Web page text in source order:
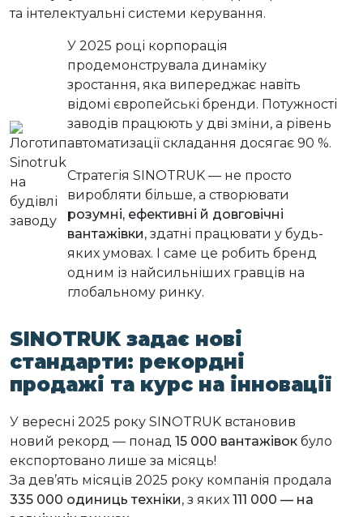
та інтелектуальні системи керування.
У 2025 році корпорація
продемонструвала динаміку
зростання, яка випереджає навіть
відомі європейські бренди. Потужності
заводів працюють у дві зміни, а рівень
автоматизації складання досягає 90 %.
Стратегія SINOTRUK — не просто
виробляти більше, а створювати
розумні, ефективні й довговічні
вантажівки, здатні працювати у будь-
яких умовах. І саме це робить бренд
одним із найсильніших гравців на
глобальному ринку.
SINOTRUK задає нові
стандарти: рекордні
продажі та курс на інновації
У вересні 2025 року SINOTRUK встановив
новий рекорд — понад 15 000 вантажівок було
експортовано лише за місяць!
За дев’ять місяців 2025 року компанія продала
335 000 одиниць техніки, з яких 111 000 — на